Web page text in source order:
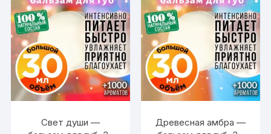
Свет души —
Древесная амбра —